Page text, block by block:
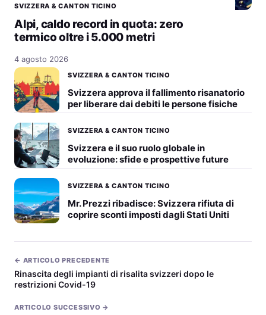
SVIZZERA & CANTON TICINO
Alpi, caldo record in quota: zero
termico oltre i 5.000 metri
4 agosto 2026
SVIZZERA & CANTON TICINO
Svizzera approva il fallimento risanatorio
per liberare dai debiti le persone fisiche
SVIZZERA & CANTON TICINO
Svizzera e il suo ruolo globale in
evoluzione: sfide e prospettive future
SVIZZERA & CANTON TICINO
Mr. Prezzi ribadisce: Svizzera rifiuta di
coprire sconti imposti dagli Stati Uniti
← ARTICOLO PRECEDENTE
Rinascita degli impianti di risalita svizzeri dopo le
restrizioni Covid-19
ARTICOLO SUCCESSIVO →